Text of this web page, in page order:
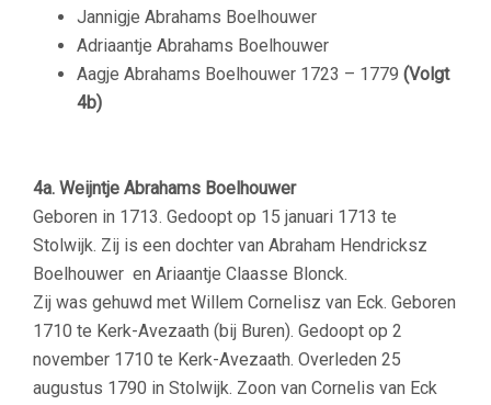
Jannigje Abrahams Boelhouwer
Adriaantje Abrahams Boelhouwer
Aagje Abrahams Boelhouwer 1723 – 1779 (Volgt
4b)
4a. Weijntje Abrahams Boelhouwer
Geboren in 1713. Gedoopt op 15 januari 1713 te
Stolwijk. Zij is een dochter van Abraham Hendricksz
Boelhouwer en Ariaantje Claasse Blonck.
Zij was gehuwd met Willem Cornelisz van Eck. Geboren
1710 te Kerk-Avezaath (bij Buren). Gedoopt op 2
november 1710 te Kerk-Avezaath. Overleden 25
augustus 1790 in Stolwijk. Zoon van Cornelis van Eck